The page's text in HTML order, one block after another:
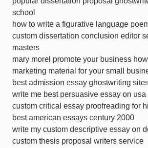
school
how to write a figurative language
custom dissertation conclusion editor
masters
mary morel promote your business
marketing material for your small
best admission essay ghostwriting
write me best persuasive essay on usa
custom critical essay proofreading for
best american essays century 2000
write my custom descriptive essay on
custom thesis proposal writers service